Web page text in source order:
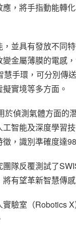
，將手指動能轉
並具有發放不同
金屬薄膜的電感
手環，可分別傳
實境等多方面。
於偵測氣體方面
智能及深度學習
，識別準確度達
隊反覆測試了
有望革新智慧傳
驗室（Robotics